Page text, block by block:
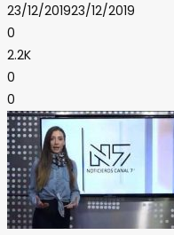
23/12/201923/12/2019
0
2.2K
0
0